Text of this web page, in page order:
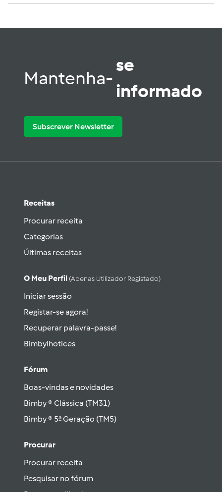
Mantenha-
se
informado
Subscrever Newsletter
Receitas
Procurar receita
Categorias
Últimas receitas
O Meu Perfil (apenas Utilizador Registado)
Iniciar sessão
Registar-se agora!
Recuperar palavra-passe!
Bimbylhotices
Fórum
Boas-vindas e novidades
Bimby ® Clássica (TM31)
Bimby ® 5ª Geração (TM5)
Procurar
Procurar receita
Pesquisar no fórum